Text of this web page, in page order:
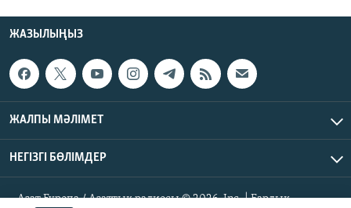
ЖАЗЫЛЫҢЫЗ
ЖАЛПЫ МӘЛІМЕТ
НЕГІЗГІ БӨЛІМДЕР
Азат Еуропа / Азаттық радиосы © 2026, Inc. | Барлық